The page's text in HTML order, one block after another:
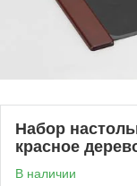
Набор
красное
В наличии